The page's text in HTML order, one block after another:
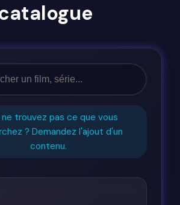
ne trouvez pas ce que vous
? Demandez l'ajout d'un
contenu.